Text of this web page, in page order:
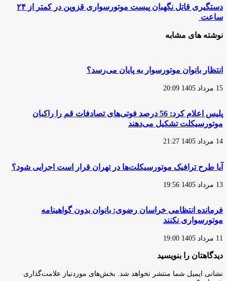
بزرگ
موتورسیکلت
در
همدان»
موتورسیکلت
دستگیری
قاتل
نگهبان
پیست
موتورسواری
کمتر
از
ساعت
دستگیری قاتل نگهبان پیست موتورسواری قزوین در کمتر از ۲۴
ساعت
نوشته های مشابه
انتظار بانوان موتورسوار به پایان می‌رسد؟
15 مرداد 1405 20:09
پلیس اعلام کرد: 56 درصد فوتی‌های تصادفات قم را راکبان
موتورسیکلت تشکیل می‌دهند
14 مرداد 1405 21:27
آیا طرح ترافیک موتورسیکلت‌ها در تهران قرار است اجرایی شود؟
13 مرداد 1405 19:56
فرمانده انتظامی خراسان رضوی: بانوان بدون گواهینامه
موتورسواری نکنند
11 مرداد 1405 19:00
دیدگاهتان را بنویسید
نشانی ایمیل شما منتشر نخواهد شد.
بخش‌های موردنیاز علامت‌گذاری